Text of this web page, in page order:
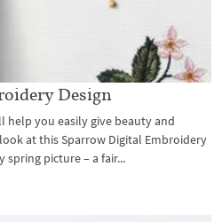
Design
you easily give beauty and
at this Sparrow Digital Embroidery
spring picture – a fair...